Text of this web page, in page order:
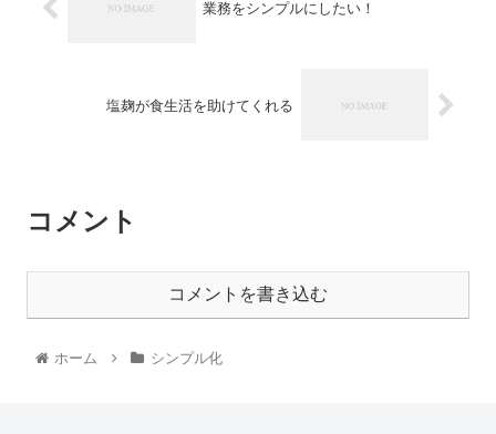
業務をシンプルにしたい！
塩麹が食生活を助けてくれる
コメント
コメントを書き込む
ホーム シンプル化